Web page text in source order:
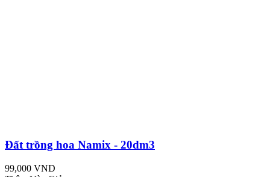
Đất trồng hoa Namix - 20dm3
99,000 VND